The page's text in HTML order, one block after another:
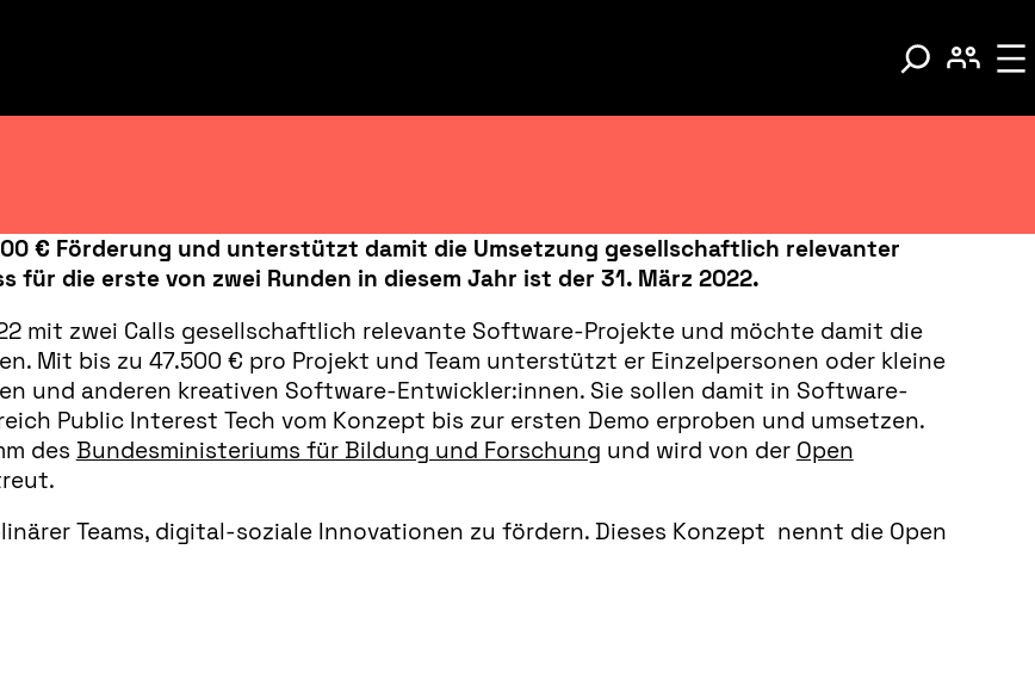
€ Förderung und unterstützt damit die Umsetzung gesellschaftlich relevanter
für die erste von zwei Runden in diesem Jahr ist der 31. März 2022.
mit zwei Calls gesellschaftlich relevante Software-Projekte und möchte damit die
Mit bis zu 47.500 € pro Projekt und Team unterstützt er Einzelpersonen oder kleine
und anderen kreativen Software-Entwickler:innen. Sie sollen damit in Software-
Public Interest Tech vom Konzept bis zur ersten Demo erproben und umsetzen.
des Bundesministeriums für Bildung und Forschung und wird von der Open
Teams, digital-soziale Innovationen zu fördern. Dieses Konzept nennt die Open